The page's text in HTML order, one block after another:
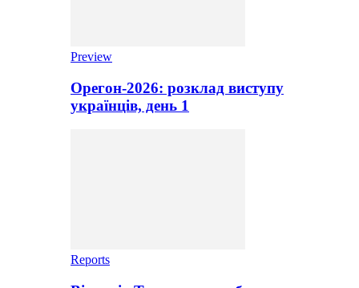
Preview
Орегон-2026: розклад виступу
українців, день 1
Reports